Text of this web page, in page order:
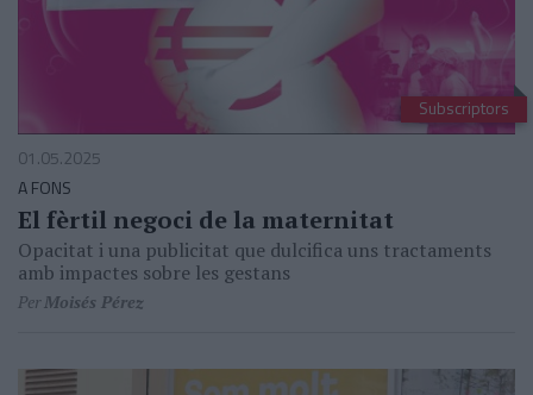
Subscriptors
01.05.2025
A FONS
El fèrtil negoci de la maternitat
Opacitat i una publicitat que dulcifica uns tractaments
amb impactes sobre les gestans
PerMoisés Pérez